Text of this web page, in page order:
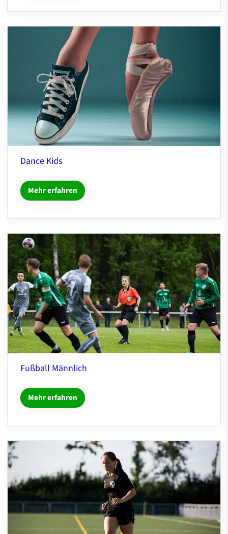
Dance Kids
Mehr erfahren
Fußball Männlich
Mehr erfahren